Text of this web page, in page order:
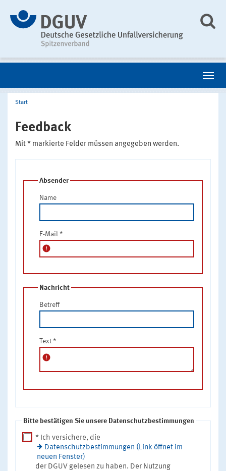
Start
Feedback
Mit * markierte Felder müssen angegeben werden.
Absender
Name
E-Mail *
error
Nachricht
Betreff
Text *
error
Bitte bestätigen Sie unsere Datenschutzbestimmungen
* Ich versichere, die
Datenschutzbestimmungen (Link öffnet im
neuen Fenster)
der DGUV gelesen zu haben. Der Nutzung